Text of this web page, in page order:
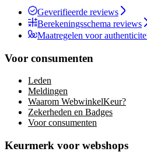
Geverifieerde reviews
Berekeningsschema reviews
Maatregelen voor
Voor consumenten
Leden
Meldingen
Waarom WebwinkelKeur?
Zekerheden en Badges
Voor consumenten
Keurmerk voor webshops